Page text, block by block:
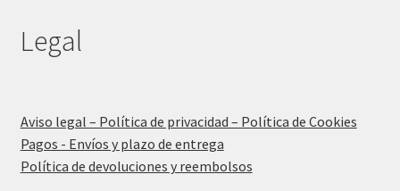
Legal
Aviso legal – Política de privacidad – Política de Cookies
Pagos - Envíos y plazo de entrega
Política de devoluciones y reembolsos